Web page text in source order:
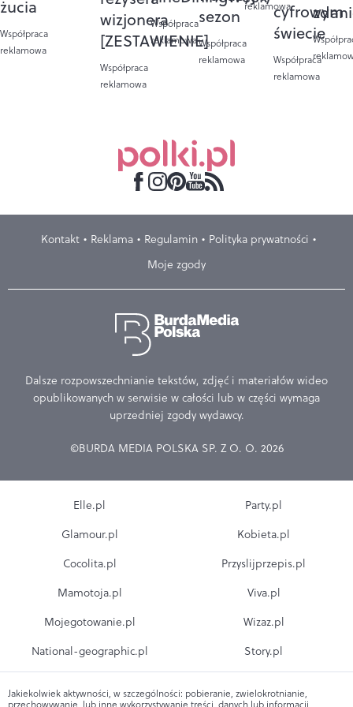
żucia
Współpraca
reklamowa
wizjonera
[ZESTAWIENIE]
Współpraca
reklamowa
Współpraca
reklamowa
sezon
Współpraca
reklamowa
reklamowacyfrowym
świecie
Współpraca
reklamowa
Kontakt Reklama Regulamin
Polityka prywatności
Moje zgody
Dalsze rozpowszechnianie tekstów, zdjęć i materiałów wideo
opublikowanych w serwisie w całości lub w części wymaga
uprzedniej zgody wydawcy.
©BURDA MEDIA POLSKA SP. Z O. O. 2026
Elle.pl
Glamour.pl
Cocolita.pl
Mamotoja.pl
Mojegotowanie.pl
National-geographic.pl
Party.pl
Kobieta.pl
Przyslijprzepis.pl
Viva.pl
Wizaz.pl
Story.pl
Jakiekolwiek aktywności, w szczególności: pobieranie, zwielokrotnianie,
przechowywanie, lub inne wykorzystywanie treści, danych lub informacji